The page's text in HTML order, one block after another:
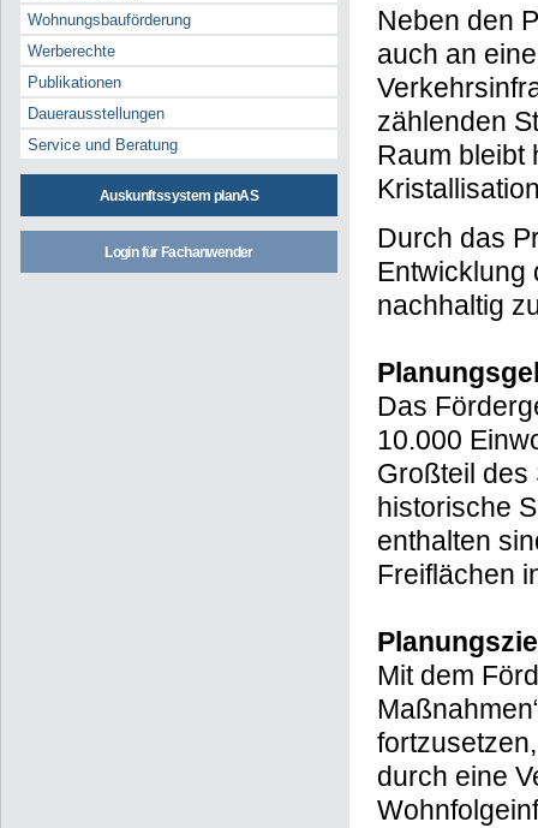
Wohnungsbauförderung
Werberechte
Publikationen
Dauerausstellungen
Service und Beratung
Auskunftssystem planAS
Login für Fachanwender
Neben den
auch an
zählenden
Raum bleibt
Durch das
Entwicklung
nachhaltig
Das
10.000
Großteil des
historische
enthalten
Freiflächen
Mit dem
durch eine